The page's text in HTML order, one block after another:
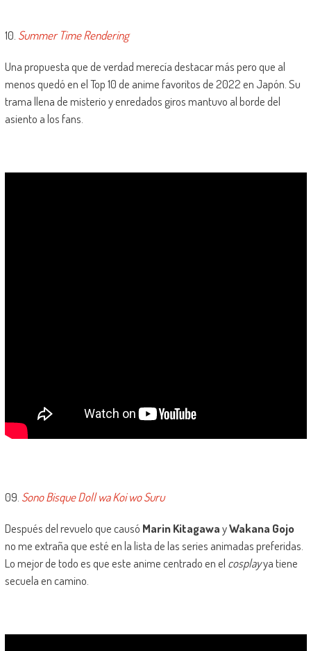
10. Summer Time Rendering
Una propuesta que de verdad merecía destacar más pero que al
menos quedó en el Top 10 de anime favoritos de 2022 en Japón. Su
trama llena de misterio y enredados giros mantuvo al borde del
asiento a los fans.
09. Sono Bisque Doll wa Koi wo Suru
Después del revuelo que causó Marin KitagawayWakana Gojo
no me extraña que esté en la lista de las series animadas preferidas.
Lo mejor de todo es que este anime centrado en el cosplayya tiene
secuela en camino.